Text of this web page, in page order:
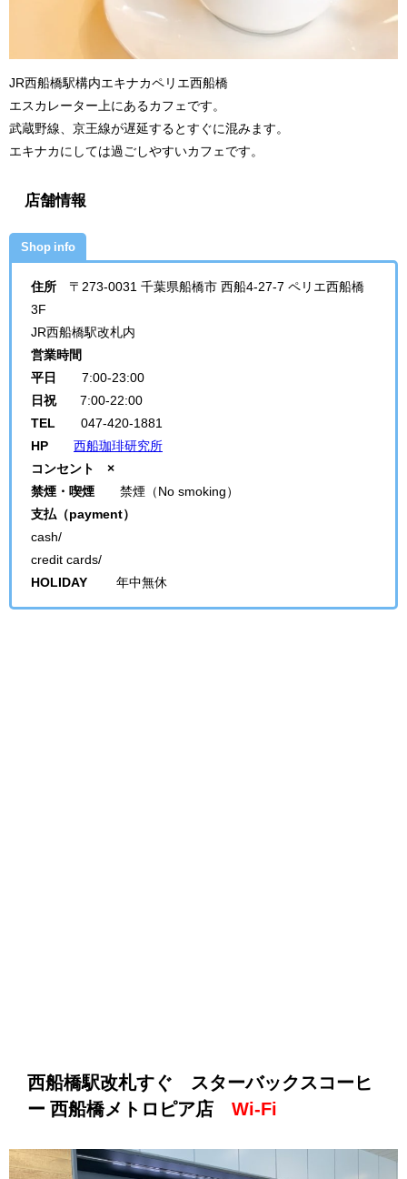
JR西船橋駅構内エキナカペリエ西船橋
エスカレーター上にあるカフェです。
武蔵野線、京王線が遅延するとすぐに混みます。
エキナカにしては過ごしやすいカフェです。
店舗情報
Shop info
住所 〒273-0031 千葉県船橋市 西船4-27-7 ペリエ西船橋
3F
JR西船橋駅改札内
営業時間
平日
7:00-23:00
日祝7:00-22:00
TEL 047-420-1881
HP
西船珈琲研究所
コンセント ×
禁煙・喫煙 禁煙（No smoking）
支払（payment）
cash/
credit cards/
HOLIDAY 年中無休
西船橋駅改札すぐ スターバックスコーヒ
ー 西船橋メトロピア店 Wi-Fi